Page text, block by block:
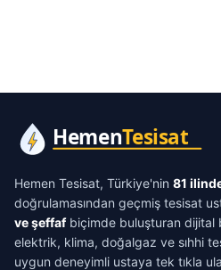
Hemen Tesisat, Türkiye'nin 81
doğrulamasından geçmiş tesisat
ve şeffafbiçimde buluşturan dijital
elektrik, klima, doğalgaz ve sıhhi
uygun deneyimli ustaya tek tıkla